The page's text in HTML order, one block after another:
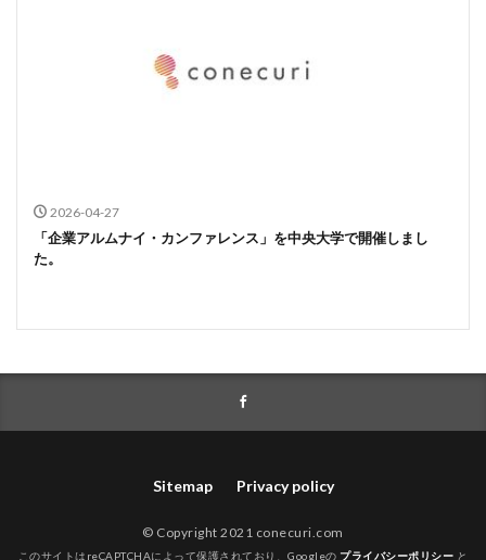
2026-04-27
「企業アルムナイ・カンファレンス」を中央大学で開催しまし
た。
Sitemap Privacy policy
© Copyright 2021 conecuri.com
このサイトはreCAPTCHAによって保護されており、Googleの プライバシーポリシー と